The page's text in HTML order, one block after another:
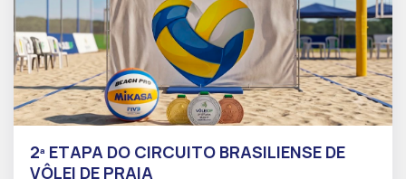
2ª ETAPA DO CIRCUITO BRASILIENSE DE
VÔLEI DE PRAIA